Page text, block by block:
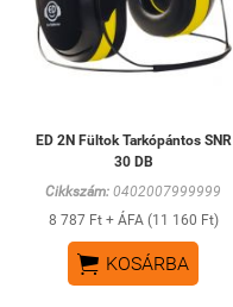
ED 2N Fültok Tarkópántos SNR
30 DB
Cikkszám: 0402007999999
8 787 Ft + ÁFA (11 160 Ft)
 KOSÁRBA